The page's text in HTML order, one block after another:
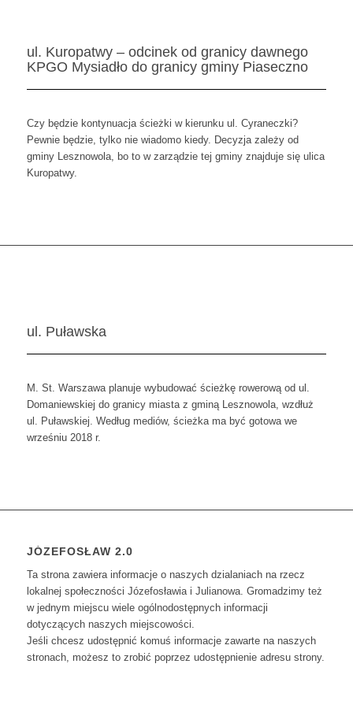
ul. Kuropatwy – odcinek od granicy dawnego
KPGO Mysiadło do granicy gminy Piaseczno
Czy będzie kontynuacja ścieżki w kierunku ul. Cyraneczki?
Pewnie będzie, tylko nie wiadomo kiedy. Decyzja zależy od
gminy Lesznowola, bo to w zarządzie tej gminy znajduje się ulica
Kuropatwy.
ul. Puławska
M. St. Warszawa planuje wybudować ścieżkę rowerową od ul.
Domaniewskiej do granicy miasta z gminą Lesznowola, wzdłuż
ul. Puławskiej. Według mediów, ścieżka ma być gotowa we
wrześniu 2018 r.
JÓZEFOSŁAW 2.0
Ta strona zawiera informacje o naszych dzialaniach na rzecz
lokalnej społeczności Józefosławia i Julianowa. Gromadzimy też
w jednym miejscu wiele ogólnodostępnych informacji
dotyczących naszych miejscowości.
Jeśli chcesz udostępnić komuś informacje zawarte na naszych
stronach, możesz to zrobić poprzez udostępnienie adresu strony.